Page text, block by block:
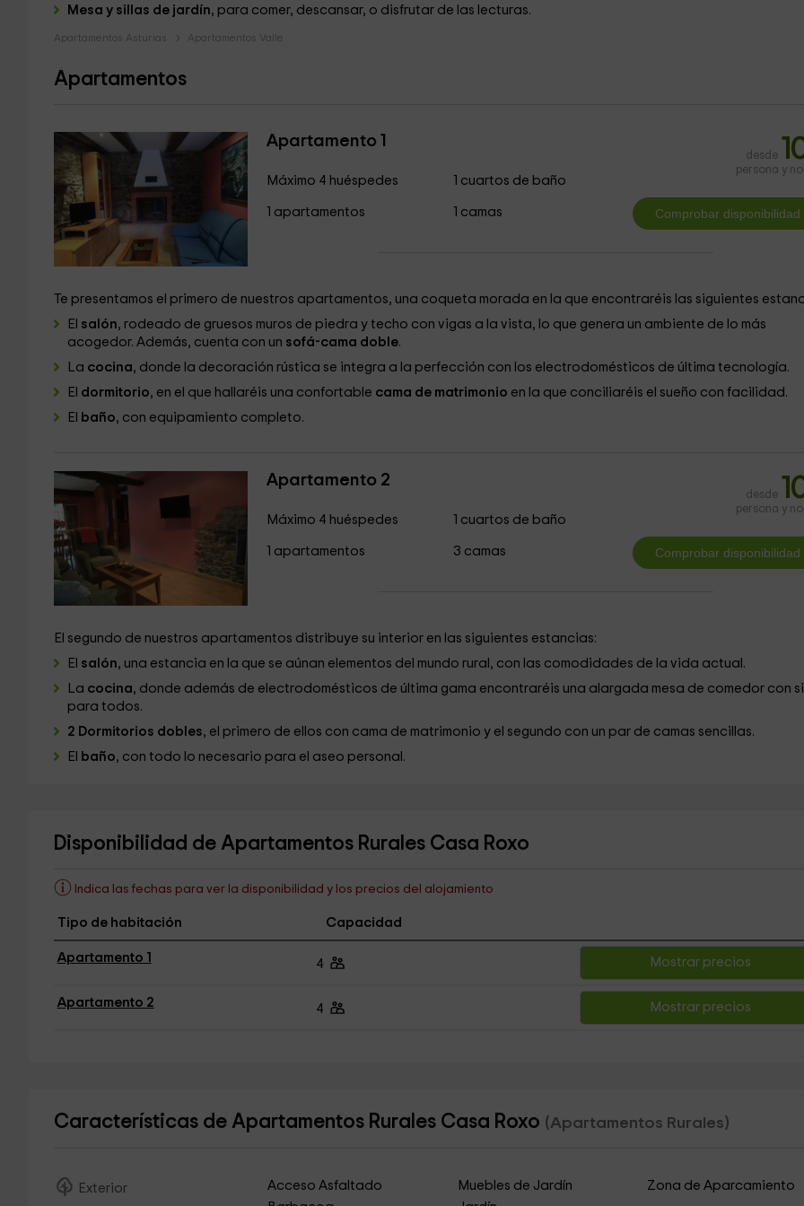
Mesa y sillas de jardín, para comer, descansar, o disfrutar de las lecturas.
Apartamentos Asturias Apartamentos Valle
Apartamentos
Apartamento 1
Máximo 4 huéspedes
1 apartamentos
1 cuartos de baño
1 camas
desde
persona y
Te presentamos el primero de nuestros apartamentos, una coqueta morada en la que encontraréis las siguientes
El salón, rodeado de gruesos muros de piedra y techo con vigas a la vista, lo que genera un ambiente de lo más
acogedor. Además, cuenta con un sofá-cama doble.
La cocina, donde la decoración rústica se integra a la perfección con los electrodomésticos de última tecnología.
El dormitorio, en el que hallaréis una confortable cama de matrimonio en la que conciliaréis el sueño con facilidad.
El baño, con equipamiento completo.
Apartamento 2
Máximo 4 huéspedes
1 apartamentos
1 cuartos de baño
3 camas
desde
persona y
El segundo de nuestros apartamentos distribuye su interior en las siguientes estancias:
El salón, una estancia en la que se aúnan elementos del mundo rural, con las comodidades de la vida actual.
La cocina, donde además de electrodomésticos de última gama encontraréis una alargada mesa de comedor con
para todos.
2 Dormitorios dobles, el primero de ellos con cama de matrimonio y el segundo con un par de camas sencillas.
El baño, con todo lo necesario para el aseo personal.
Disponibilidad de Apartamentos Rurales Casa Roxo
Indica las fechas para ver la disponibilidad y los precios del alojamiento
Tipo de habitación Capacidad
Apartamento 1 4 Mostrar precios
Apartamento 2 4 Mostrar precios
Características de Apartamentos Rurales Casa Roxo (Apartamentos Rurales)
Exterior Acceso Asfaltado Muebles de Jardín
Zona de Aparcamiento